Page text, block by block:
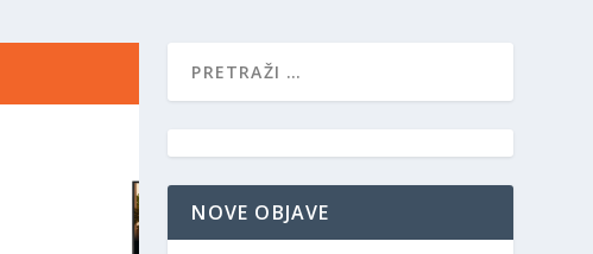
NOVE OBJAVE